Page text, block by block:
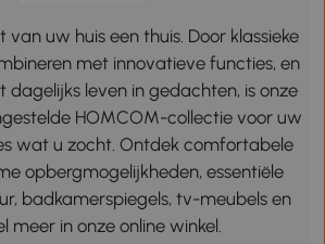
uw huis een thuis. Door klassieke
met innovatieve functies, en
leven in gedachten, is onze
HOMCOM-collectie voor uw
wat u zocht. Ontdek comfortabele
opbergmogelijkheden, essentiële
badkamerspiegels, tv-meubels en
meer in onze online winkel.